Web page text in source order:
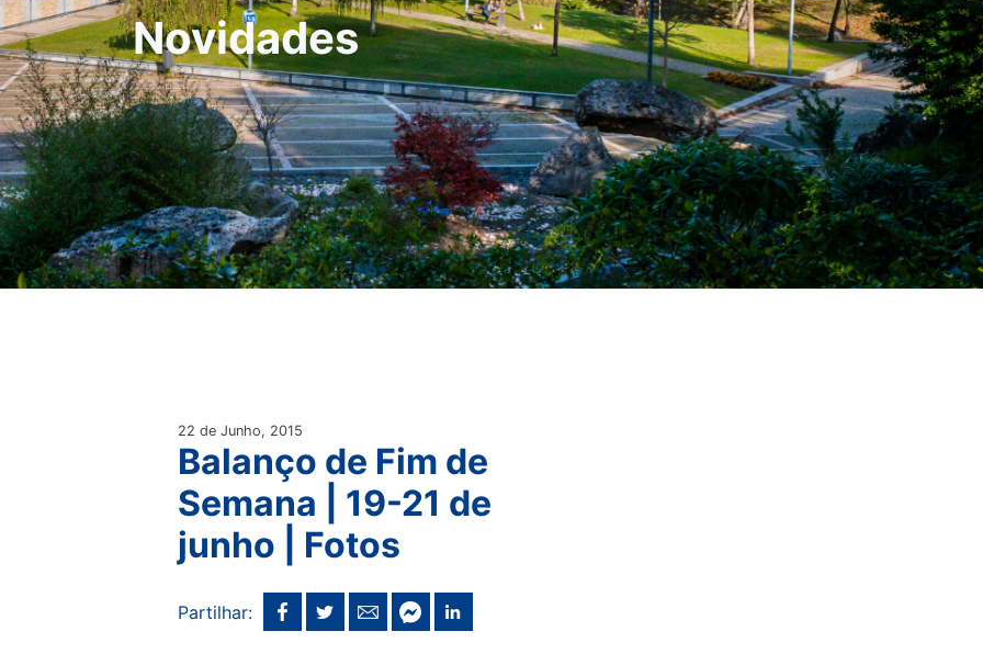
Novidades
22 de Junho, 2015
Balanço de Fim de
Semana | 19-21 de
junho | Fotos
Partilhar: